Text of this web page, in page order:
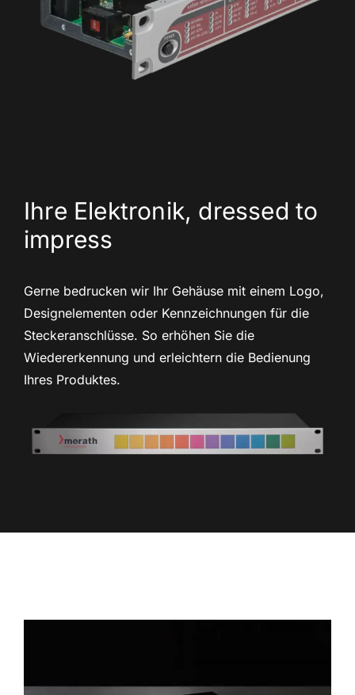
Ihre Elektronik, dressed to
impress
Gerne bedrucken wir Ihr Gehäuse mit einem Logo,
Designelementen oder Kennzeichnungen für die
Steckeranschlüsse. So erhöhen Sie die
Wiedererkennung und erleichtern die Bedienung
Ihres Produktes.